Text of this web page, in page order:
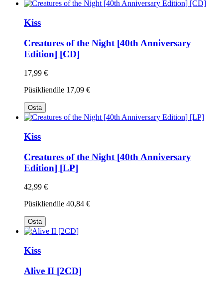
Kiss
Creatures of the Night [40th Anniversary
Edition] [CD]
17,99 €
Püsikliendile 17,09 €
Osta
Kiss
Creatures of the Night [40th Anniversary
Edition] [LP]
42,99 €
Püsikliendile 40,84 €
Osta
Kiss
Alive II [2CD]